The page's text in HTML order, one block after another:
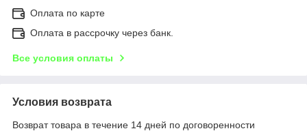
Оплата по карте
Оплата в рассрочку через банк.
Все условия оплаты
Условия возврата
Возврат товара в течение 14 дней по договоренности